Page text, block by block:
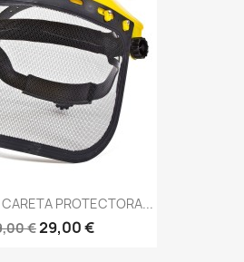
PROTECTORA...
€29,00 €